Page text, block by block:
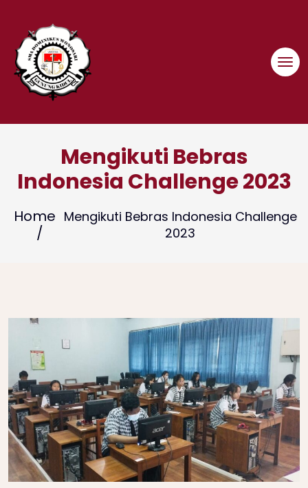
content
Mengikuti Bebras
Indonesia Challenge 2023
Home Mengikuti Bebras Indonesia Challenge
2023